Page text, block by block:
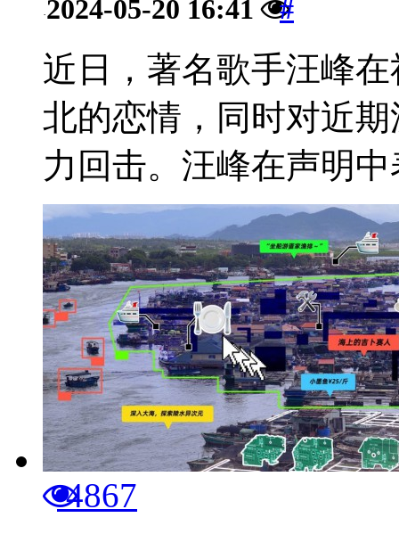
·2024-05-20 16:41 #
近日，著名歌手汪峰
北的恋情，同时对近
力回击。汪峰在声明
4867